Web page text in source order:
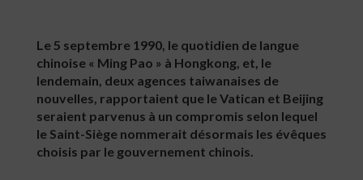
Le 5 septembre 1990, le quotidien de langue
chinoise « Ming Pao » à Hongkong, et, le
lendemain, deux agences taiwanaises de
nouvelles, rapportaient que le Vatican et Beijing
seraient parvenus à un compromis selon lequel
le Saint-Siège nommerait désormais les évêques
choisis par le gouvernement chinois.